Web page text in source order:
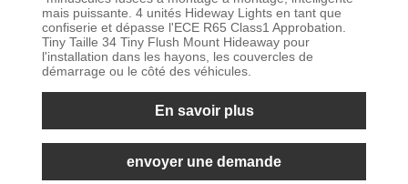
mais puissante. 4 unités Hideway Lights en tant que
confiserie et dépasse l'ECE R65 Class1 Approbation.
Tiny Taille 34 Tiny Flush Mount Hideaway pour
l'installation dans les hayons, les couvercles de
démarrage ou le côté des véhicules.
En savoir plus
envoyer une demande